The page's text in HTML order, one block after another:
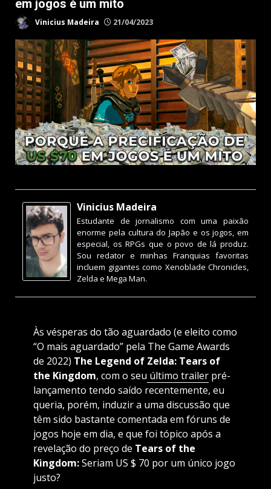
em jogos é um mito
Vinicius Madeira 21/04/2023
Vinicius Madeira
Estudante de jornalismo com uma paixão
enorme pela cultura do Japão e os jogos, em
especial, os RPGs que o povo de lá produz.
Sou redator e minhas Franquias favoritas
incluem gigantes como Xenoblade Chronicles,
Zelda e Mega Man.
Às vésperas do tão aguardado (e eleito como
“O mais aguardado” pela The Game Awards
de 2022) The Legend of Zelda: Tears of
the Kingdom, com o seu último trailerpré-
lançamento tendo saído recentemente, eu
queria, porém, induzir a uma discussão que
têm sido bastante comentada em fóruns de
jogos hoje em dia, e que foi tópico após a
revelação do preço de Tears of the
Kingdom:Seriam US $ 70 por um único jogo
justo?